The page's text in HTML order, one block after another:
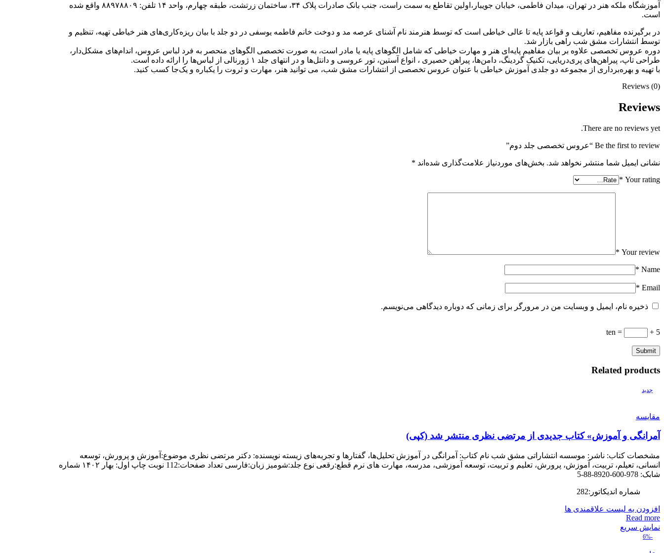
آموزشگاه ملکه هنر در تهران، میدان فاطمی، خیابان جویبار،اولین تقاطع به سمت راست، جنب بانک صادرات پلاک ۳۴، ساختمان زرتشت، طبقه چهارم، واحد ۱۴ تلفن: ۸۸۹۷۸۸۰۹ واقع شده
است.
در برگیرنده مفاهیم، تعاریف و قواعد پایه تا عالی خیاطی است که توسط هنرمند نام آشنای عرصه مد و دوخت خانم فاطمه یوسفی در دو جلد با بیان ریزه‌کاری‌های هنر خیاطی تهیه، تنظیم و
توسط انتشارات مشق شب راهی بازار شد.
دوره عروس تخصصی علاوه بر بیان مفاهیم پایه‌ای هنر و مهارت خیاطی که شامل الگوهای پایه یا مادر است، به صورت تخصصی الگوهای منحصر به فرد لباس عروس، اندام‌های مشکل‌دار،
طراحی تاپ، پیراهن‌های پری‌دریایی، تکنیک گردینگ، دامن‌ها، پیراهن حصیری ، انواع آستین، تور عروسی و دانتل‌ها و در انتهای جلد ۱ ژورنالی از لباس‌ها را ارائه داده است.
با تهیه و بهره‌برداری از مجموعه دو جلدی آموزش خیاطی با عنوان عروس تخصصی از انتشارات مشق شب، می توانید هنر، مهارت و ثروت را یکباره و یک‌جا کسب کنید.
Reviews (0)
Reviews
There are no reviews yet.
Be the first to review “عروس تخصصی جلد دوم”
نشانی ایمیل شما منتشر نخواهد شد. بخش‌های موردنیاز علامت‌گذاری شده‌اند *
Your rating
*
Your review
*
Name
*
Email
*
ذخیره نام، ایمیل و وبسایت من در مرورگر برای زمانی که دوباره دیدگاهی می‌نویسم.
5 +
= ten
Related products
جدید
مقایسه
آمرانگی و آموزش» کتاب جدیدی از مرتضی نظری منتشر شد (کپی)
مشخصات کتاب: ناشر: موسسه انتشاراتی مشق شب نام کتاب: آمرانگی در آموزش تحلیل‌ها، گفتارها و تجربه‌های زیسته نويسنده: دکتر مرتضی نظری موضوع:آموزش و پرورش، توسعه
انسانی، تعیلم، تربیت، آموزش، پرورش، تعلیم و تربیت، توسعه آموزشی، مدرسه، مهارت های نرم قطع:رقعی نوع جلد:شومیز زبان:فارسی تعداد صفحات:112 نوبت چاپ اول: بهار ۱۴۰۲ شماره
شابک: 978-600-8920-88-5
شماره اندیکاتور:282
افزودن به لیست علاقمندی ها
Read more
نمایش سریع
-6%